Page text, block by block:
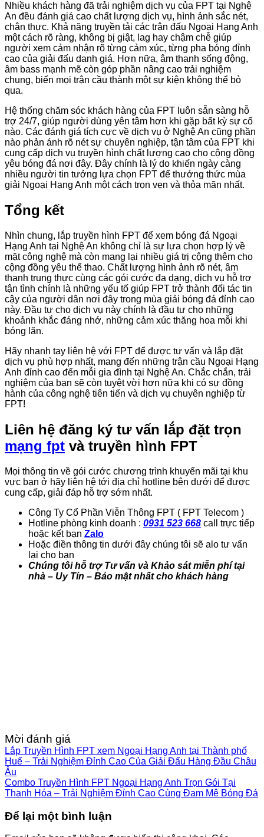
Nhiều khách hàng đã trải nghiệm dịch vụ của FPT tại Nghệ
An đều đánh giá cao chất lượng dịch vụ, hình ảnh sắc nét,
chân thực. Khả năng truyền tải các trận đấu Ngoại Hạng Anh
một cách rõ ràng, không bị giật, lag hay chậm chễ giúp
người xem cảm nhận rõ từng cảm xúc, từng pha bóng đỉnh
cao của giải đấu danh giá. Hơn nữa, âm thanh sống động,
âm bass mạnh mẽ còn góp phần nâng cao trải nghiệm
chung, biến mọi trận cầu thành một sự kiện không thể bỏ
qua.
Hệ thống chăm sóc khách hàng của FPT luôn sẵn sàng hỗ
trợ 24/7, giúp người dùng yên tâm hơn khi gặp bất kỳ sự cố
nào. Các đánh giá tích cực về dịch vụ ở Nghệ An cũng phần
nào phản ánh rõ nét sự chuyên nghiệp, tận tâm của FPT khi
cung cấp dịch vụ truyền hình chất lượng cao cho cộng đồng
yêu bóng đá nơi đây. Đây chính là lý do khiến ngày càng
nhiều người tin tưởng lựa chọn FPT để thưởng thức mùa
giải Ngoại Hạng Anh một cách trọn vẹn và thỏa mãn nhất.
Tổng kết
Nhìn chung, lắp truyền hình FPT để xem bóng đá Ngoại
Hạng Anh tại Nghệ An không chỉ là sự lựa chọn hợp lý về
mặt công nghệ mà còn mang lại nhiều giá trị cộng thêm cho
cộng đồng yêu thể thao. Chất lượng hình ảnh rõ nét, âm
thanh trung thực cùng các gói cước đa dạng, dịch vụ hỗ trợ
tận tình chính là những yếu tố giúp FPT trở thành đối tác tin
cậy của người dân nơi đây trong mùa giải bóng đá đỉnh cao
này. Đầu tư cho dịch vụ này chính là đầu tư cho những
khoảnh khắc đáng nhớ, những cảm xúc thăng hoa mỗi khi
bóng lăn.
Hãy nhanh tay liên hệ với FPT để được tư vấn và lắp đặt
dịch vụ phù hợp nhất, mang đến những trận cầu Ngoại Hạng
Anh đỉnh cao đến mỗi gia đình tại Nghệ An. Chắc chắn, trải
nghiệm của bạn sẽ còn tuyệt vời hơn nữa khi có sự đồng
hành của công nghệ tiên tiến và dịch vụ chuyên nghiệp từ
FPT!
Liên hệ đăng ký tư vấn lắp đặt trọn
mạng fpt và truyền hình FPT
Mọi thông tin về gói cước chương trình khuyến mãi tại khu
vực bạn ở hãy liên hệ tới địa chỉ hotline bên dưới để được
cung cấp, giải đáp hỗ trợ sớm nhất.
Công Ty Cổ Phần Viễn Thông FPT ( FPT Telecom )
Hotline phòng kinh doanh : 0931 523 668 call trực tiếp
hoặc kết bạn Zalo
Hoặc điền thông tin dưới đây chúng tôi sẽ alo tư vấn
lại cho bạn
Chúng tôi hỗ trợ Tư vấn và Khảo sát miễn phí tại
nhà – Uy Tín – Bảo mật nhất cho khách hàng
Mời đánh giá
Lắp Truyền Hình FPT xem Ngoại Hạng Anh tại Thành phố
Huế – Trải Nghiệm Đỉnh Cao Của Giải Đấu Hàng Đầu Châu
Âu
Combo Truyền Hình FPT Ngoại Hạng Anh Trọn Gói Tại
Thanh Hóa – Trải Nghiệm Đỉnh Cao Cùng Đam Mê Bóng Đá
Để lại một bình luận